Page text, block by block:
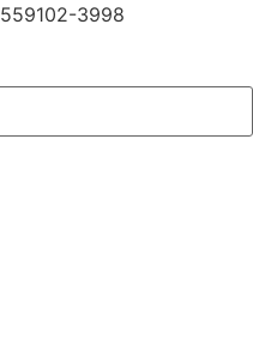
559102-3998